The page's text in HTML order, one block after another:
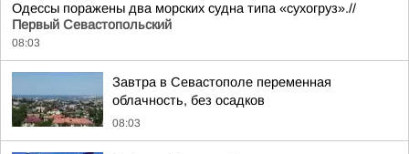
Одессы поражены два морских судна типа «сухогруз».//
Первый Севастопольский
08:03
Завтра в Севастополе переменная
облачность, без осадков
08:03